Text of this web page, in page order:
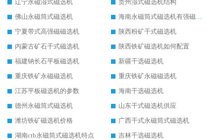
辽宁永磁湿式磁选机
贵州湿式磁选机结构
佛山永磁筒式磁选机
海南永磁筒式磁选机有强磁的吗
宁夏带式高强磁磁选机
陕西粉矿干式磁选机
内蒙古矿石干式磁选机
陕西铁矿磁选机如何配置
福建钠长石平板磁选机
新疆干选磁选机
重庆铁矿永磁磁选机
重庆铁矿永磁磁选机
江苏平板磁选机的参数
海南干选磁选机
德州永磁筒式磁选机
山东干式磁选机供应
潍坊铁矿磁选机价格
广西干式永磁筒式磁选机
湖南ctb永磁筒式磁选机特点
吉林干选磁选机